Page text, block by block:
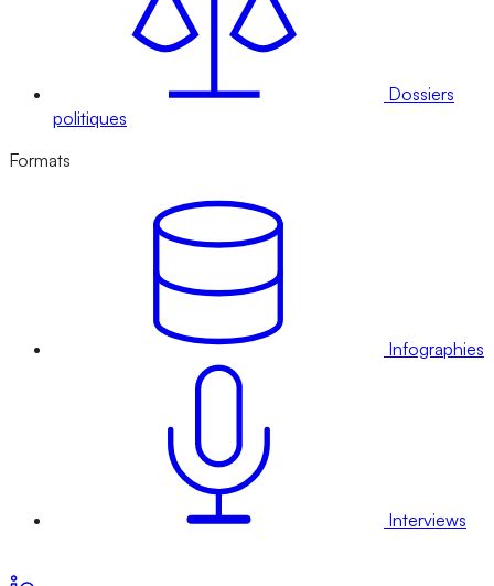
Dossiers
politiques
Formats
Infographies
Interviews